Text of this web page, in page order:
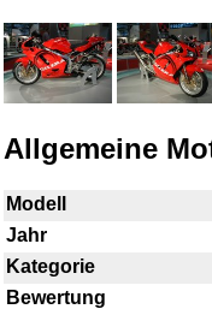
Allgemeine
Modell
Jahr
Kategorie
Bewertung